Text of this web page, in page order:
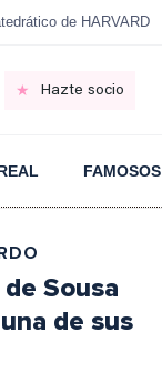
de HARVARD
Hazte socio
FAMOSOS
Sousa
de sus